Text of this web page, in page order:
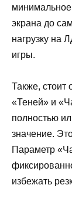
экрана до
нагрузку на
игры.
Также, стоит
«Теней» и
полностью
значение.
Параметр
избежать